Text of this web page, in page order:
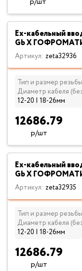
Ех-кабельный
Gb X
Артикул: zeta32936
Тип и размер
Диаметр кабеля
12-20 | 18-26мм
12686.79
р/шт
Ех-кабельный
Gb X
Артикул: zeta32935
Тип и размер
Диаметр кабеля
12-20 | 18-26мм
12686.79
р/шт